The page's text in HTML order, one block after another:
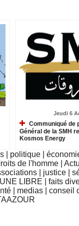
Jeudi 6
Communiqué de
Général de la SMH
Kosmos Energy
politique
de l'homme |
justice
LIBRE
faits
medias |conseil